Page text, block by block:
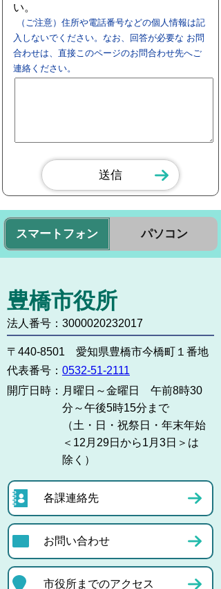
い。
（ご注意）住所や電話番号などの個人情報は記
入しないでください。なお、回答が必要な お問
合わせは、直接このページのお問合わせ先へご
連絡ください。
スマートフォン パソコン
豊橋市役所
法人番号：3000020232017
〒440-8501 愛知県豊橋市今橋町１番地
代表番号： 0532-51-2111
開庁日時： 月曜日～金曜日 午前8時30
分～午後5時15分まで
（土・日・祝祭日・年末年始
＜12月29日から1月3日＞は
除く）
各課連絡先
お問い合わせ
市役所までのアクセス